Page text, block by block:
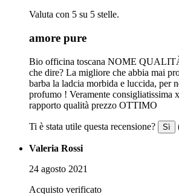
Valuta con 5 su 5 stelle.
amore pure
Bio officina toscana NOME
che dire? La migliore che abbia mai
barba la ladcia morbida e luccida, per
profumo ! Veramente consigliatissima
rapporto qualità prezzo OTTIMO
Ti è stata utile questa recensione? Sì
Valeria Rossi
24 agosto 2021
Acquisto verificato